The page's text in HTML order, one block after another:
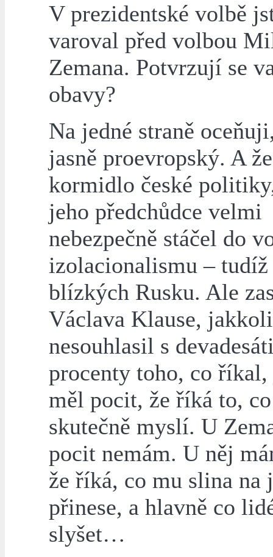
V prezidentské volbě
varoval před volbou
Zemana. Potvrzují se
obavy?
Na jedné straně
jasně proevropský. A
kormidlo české
jeho předchůdce velmi
nebezpečně stáčel do
izolacionalismu – tudíž
blízkých Rusku. Ale
Václava Klause,
nesouhlasil s
procenty toho, co říkal,
měl pocit, že říká to,
skutečně myslí. U
pocit nemám. U něj
že říká, co mu slina na
přinese, a hlavně co
slyšet…